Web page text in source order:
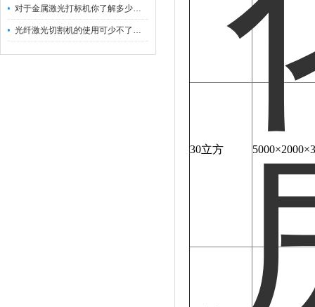
对于金属激光打标机你了解多少呢？
光纤激光切割机的使用可少不了以下步骤
30立方